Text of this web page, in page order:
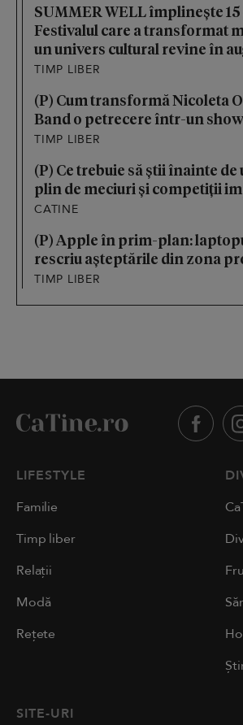
SUMMER WELL împlinește
Festivalul care a transformat
un univers cultural revine în
TIMP LIBER
(P) Cum transformă Nicoleta
Band o petrecere într-un
TIMP LIBER
(P) Ce trebuie să știi înainte de
plin de meciuri și competiții
CATINE
(P) Apple în prim-plan:
rescriu așteptările din zona
TIMP LIBER
LIFESTYLE
Familie
Timp liber
Relații
Modă
Rețete
SITE-URI